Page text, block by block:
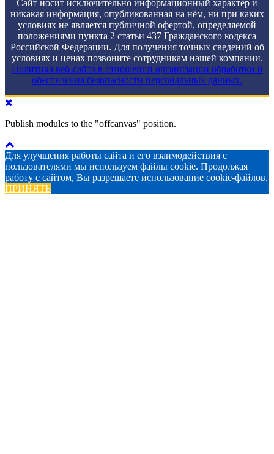
Сайт носит исключительно информационный характер и
никакая информация, опубликованная на нём, ни при каких
условиях не является публичной офертой, определяемой
положениями пункта 2 статьи 437 Гражданского кодекса
Российской Федерации. Для получения точных сведений об
условиях и ценах позвоните сотрудникам нашей компании.
Политика веб-сайта в отношении организации обработки и
обеспечения безопасности персональных данных.
Publish modules to the "offcanvas" position.
Для улучшения работы сайта и его взаимодействия с
пользователями мы используем файлы cookie. Продолжая
работу с сайтом, Вы разрешаете использование cookie-файлов.
ПРИНЯТЬ